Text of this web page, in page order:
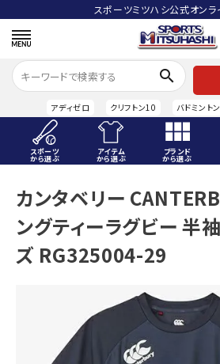
スポーツミツハシ公式オンラ
search
アディゼロ クリフトン10 バドミント
スポーツ
から選ぶ
アイテム
から選ぶ
ブランド
から選ぶ
ACCOUNT MENU
ようこそ ゲスト 様
meeting_room ログイン person 会員登録
アイテムから選ぶ
カンタベリー
ングティーラグビー 半
ズ RG325004-29